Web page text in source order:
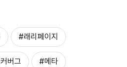
#래리페이지
버그 #메타